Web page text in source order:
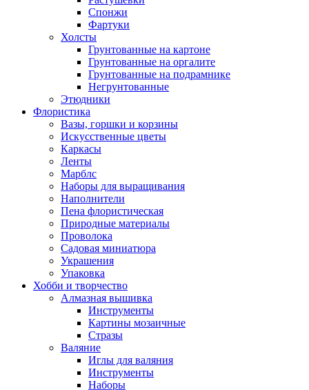
Спонжи
Фартуки
Холсты
Грунтованные на картоне
Грунтованные на оргалите
Грунтованные на подрамнике
Негрунтованные
Этюдники
Флористика
Вазы, горшки и корзины
Искусственные цветы
Каркасы
Ленты
Марблс
Наборы для выращивания
Наполнители
Пена флористическая
Природные материалы
Проволока
Садовая миниатюра
Украшения
Упаковка
Хобби и творчество
Алмазная вышивка
Инструменты
Картины мозаичные
Стразы
Валяние
Иглы для валяния
Инструменты
Наборы